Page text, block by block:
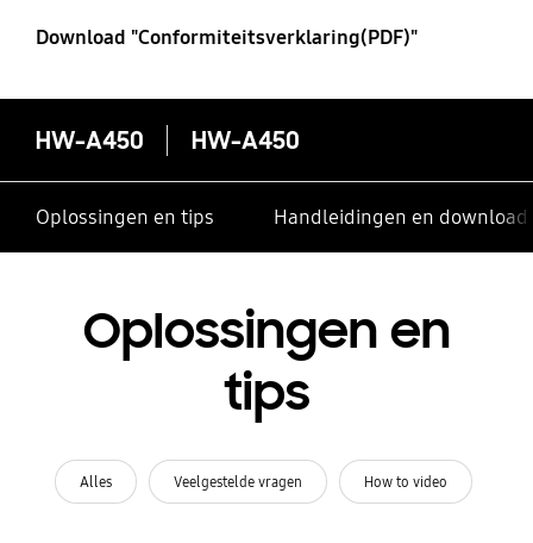
Download "Conformiteitsverklaring(PDF)"
HW-A450 HW-A450
Oplossingen en tips Handleidingen en
Oplossingen en
tips
Alles Veelgestelde vragen How to video